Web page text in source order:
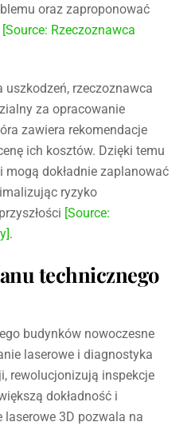
oraz zaproponować
[Source: Rzeczoznawca
rzeczoznawca
za opracowanie
zawiera rekomendacje
ich kosztów. Dzięki temu
mogą dokładnie zaplanować
ryzyko
[Source:
.
technicznego
budynków nowoczesne
laserowe i diagnostyka
rewolucjonizują inspekcje
dokładność i
3D pozwala na